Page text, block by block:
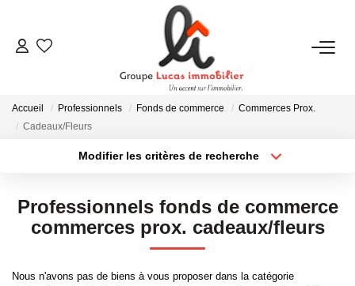
NOUS CONTACTER
NEUF
Accueil Professionnels Fonds de commerce
Commerces Prox.
Cadeaux/Fleurs
Modifier les critères de recherche
Type de bien
Surface min
Professionnels fonds de commerce
commerces prox. cadeaux/fleurs
Nous n'avons pas de biens à vous proposer dans la catégorie